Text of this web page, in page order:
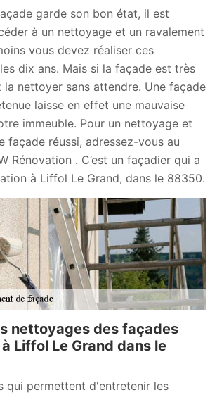
garde son bon état, il est
à un nettoyage et un ravalement
vous devez réaliser ces
dix ans. Mais si la façade est très
la nettoyer sans attendre. Une façade
laisse en effet une mauvaise
immeuble. Pour un nettoyage et
façade réussi, adressez-vous au
Rénovation . C’est un façadier qui a
à Liffol Le Grand, dans le 88350.
nettoyages des façades
Liffol Le Grand dans le
qui permettent d'entretenir les